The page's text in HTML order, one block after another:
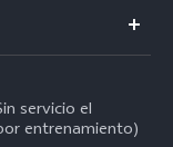
servicio el
entrenamiento)